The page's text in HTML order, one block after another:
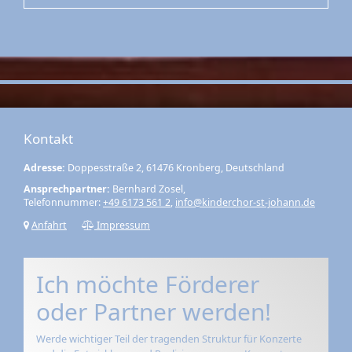
Kontakt
Adresse: Doppesstraße 2, 61476 Kronberg, Deutschland
Ansprechpartner: Bernhard Zosel,
Telefonnummer:+49 6173 561 2, info@kinderchor-st-johann.de
Anfahrt
Impressum
Ich möchte Förderer
oder Partner werden!
Werde wichtiger Teil der tragenden Struktur für Konzerte